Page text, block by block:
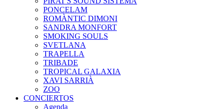
PONCELAM
ROMÀNTIC DIMONI
SANDRA MONFORT
SMOKING SOULS
SVETLANA
TRAPELLA
TRIBADE
TROPICAL GALAXIA
XAVI SARRIÀ
ZOO
CONCIERTOS
Agenda